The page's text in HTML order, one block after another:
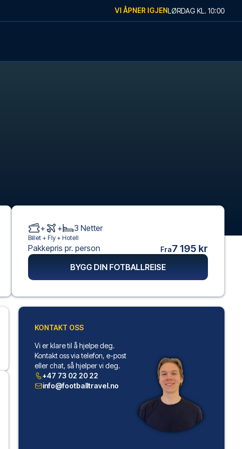
VI ÅPNER IGJENLØRDAG KL. 10:00
+ + 3 Netter
Billet + Fly + Hotell
Pakkepris pr. person Fra7 195 kr
BYGG DIN FOTBALLREISE
KONTAKT OSS
Vi er klare til å hjelpe deg.
Kontakt oss via telefon, e-post
eller chat, så hjelper vi deg.
+47 73 02 20 22
info@footballtravel.no